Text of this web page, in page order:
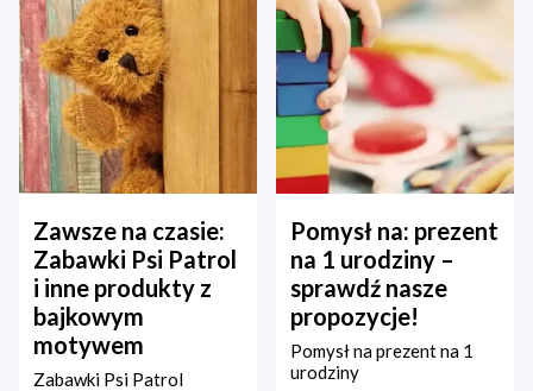
Zawsze na czasie:
Zabawki Psi Patrol
i inne produkty z
bajkowym
motywem
Zabawki Psi Patrol
Pomysł na: prezent
na 1 urodziny –
sprawdź nasze
propozycje!
Pomysł na prezent na 1
urodziny